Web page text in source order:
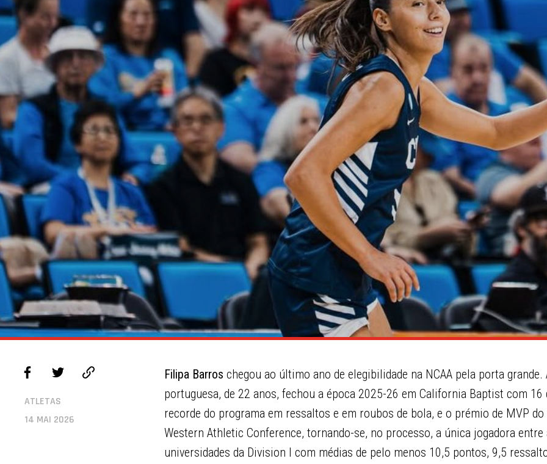
ATLETAS
14 MAI 2026
Filipa Barros chegou ao último ano de elegibilidade na NCAA pela porta grande.
portuguesa, de 22 anos, fechou a época 2025-26 em California Baptist com
recorde do programa em ressaltos e em roubos de bola, e o prémio de MVP
Western Athletic Conference, tornando-se, no processo, a única jogadora entre
universidades da Division I com médias de pelo menos 10,5 pontos, 9,5